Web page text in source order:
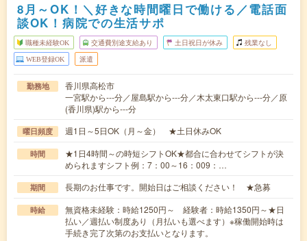
8月～OK！＼好きな時間曜日で働ける／電話面
談OK！病院での生活サポ
職種未経験OK 交通費別途支給あり 土日祝日が休み 残業なし
WEB登録OK 派遣
勤務地
香川県高松市
一宮駅から---分／屋島駅から---分／木太東口駅から---分／原
(香川県)駅から---分
曜日頻度 週1日～5日OK（月～金） ★土日休みOK
時間
★1日4時間～の時短シフトOK★都合に合わせてシフトが決
められますシフト例：7：00～16：009：…
期間 長期のお仕事です。開始日はご相談ください！ ★急募
時給
無資格未経験：時給1250円～ 経験者：時給1350円～★日
払い／週払い制度あり（月払いも選べます）※稼働開始時は
手続き完了次第のお支払いとなります。